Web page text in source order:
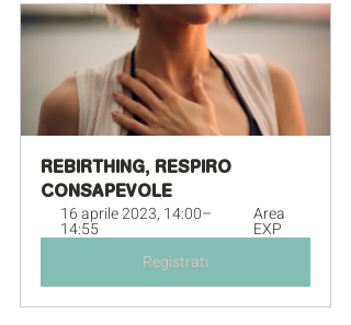
REBIRTHING, RESPIRO
CONSAPEVOLE
16 aprile 2023, 14:00–
14:55
Area
EXP
Registrati